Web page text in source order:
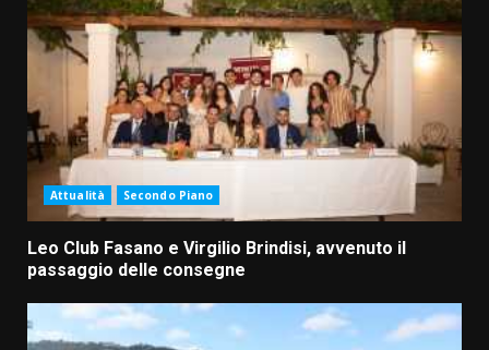
Attualità Secondo Piano
Leo Club Fasano e Virgilio Brindisi, avvenuto il
passaggio delle consegne